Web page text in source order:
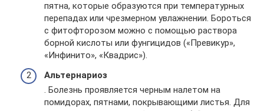
пятна, которые образуются при температурных
перепадах или чрезмерном увлажнении. Бороться
с фитофторозом можно с помощью раствора
борной кислоты или фунгицидов («Превикур»,
«Инфинито», «Квадрис»).
Альтернариоз
. Болезнь проявляется черным налетом на
помидорах, пятнами, покрывающими листья. Для